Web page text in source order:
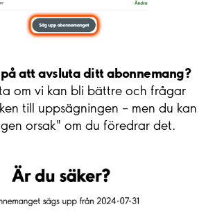
att avsluta ditt abonnemang?
om vi kan bli bättre och frågar
till uppsägningen – men du kan
orsak" om du föredrar det.